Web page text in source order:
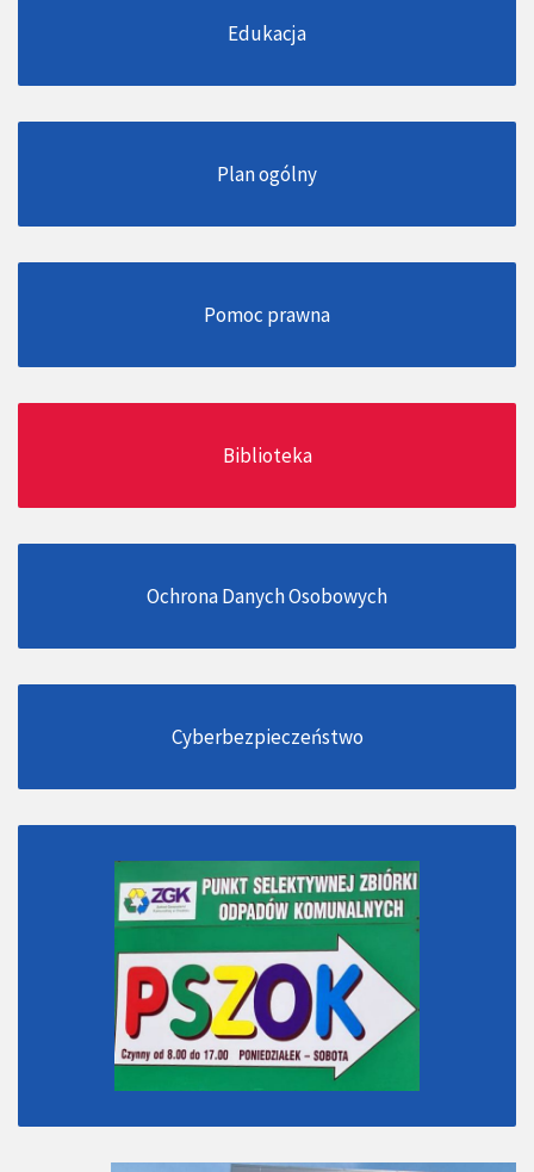
Edukacja
Plan ogólny
Pomoc prawna
Biblioteka
Ochrona Danych Osobowych
Cyberbezpieczeństwo